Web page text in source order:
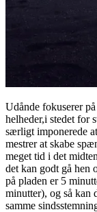
Udånde fokuserer
helheder,i stedet for
særligt imponerede
mestrer at skabe
meget tid i det
det kan godt gå hen
på pladen er 5
minutter), og så kan
samme